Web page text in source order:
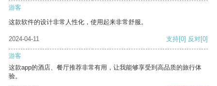
游客
这款软件的设计非常人性化，使用起来非常舒服。
2024-04-11 支持[0] 反对[0]
游客
这款app的酒店、餐厅推荐非常有用，让我能够享受到高品质的旅行体
验。